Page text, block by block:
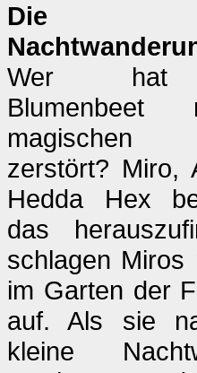
Die
Wer hat
magischen
zerstört? Miro,
Hedda Hex
das
schlagen Miros
im Garten der
auf. Als sie
kleine